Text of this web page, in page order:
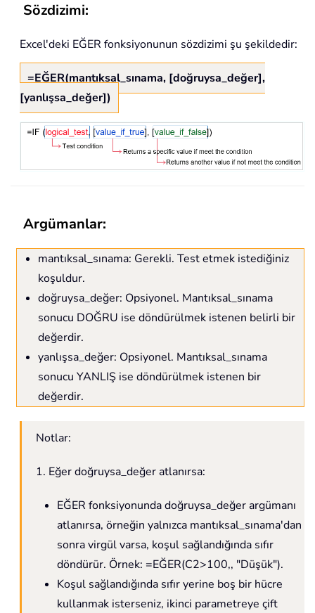
Sözdizimi:
Excel'deki EĞER fonksiyonunun sözdizimi şu şekildedir:
=EĞER(mantıksal_sınama, [doğruysa_değer],
[yanlışsa_değer])
Argümanlar:
mantıksal_sınama: Gerekli. Test etmek istediğiniz
koşuldur.
doğruysa_değer: Opsiyonel. Mantıksal_sınama
sonucu DOĞRU ise döndürülmek istenen belirli bir
değerdir.
yanlışsa_değer: Opsiyonel. Mantıksal_sınama
sonucu YANLIŞ ise döndürülmek istenen bir
değerdir.
Notlar:
1. Eğer doğruysa_değer atlanırsa:
EĞER fonksiyonunda doğruysa_değer argümanı
atlanırsa, örneğin yalnızca mantıksal_sınama'dan
sonra virgül varsa, koşul sağlandığında sıfır
döndürür. Örnek: =EĞER(C2>100,, "Düşük").
Koşul sağlandığında sıfır yerine boş bir hücre
kullanmak isterseniz, ikinci parametreye çift